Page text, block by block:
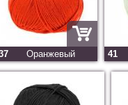
Оранжевый 41